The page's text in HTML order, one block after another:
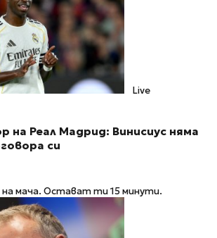
Live
на Реал Мадрид: Винисиус няма
си
на мача. Остават ти 15 минути.